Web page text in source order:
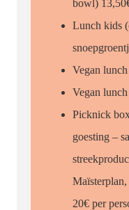
bowl)
Lunch kids
Vegan
Vegan
Picknick
goesting –
20€ per